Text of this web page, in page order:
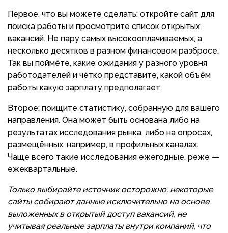
Первое, что вы можете сделать: откройте сайт для
поиска работы и просмотрите список открытых
вакансий. Не пару самых высокооплачиваемых, а
несколько десятков в разном финансовом разбросе.
Так вы поймёте, какие ожидания у разного уровня
работодателей и чётко представите, какой объём
работы какую зарплату предполагает.
Второе: поищите статистику, собранную для вашего
направления. Она может быть основана либо на
результатах исследования рынка, либо на опросах,
размещённых, например, в профильных каналах.
Чаще всего такие исследования ежегодные, реже —
ежеквартальные.
Только выбирайте источник осторожно: некоторые
сайты собирают данные исключительно на основе
выложенных в открытый доступ вакансий, не
учитывая реальные зарплаты внутри компаний, что